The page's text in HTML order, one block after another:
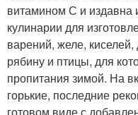
витамином С и издавна
кулинарии для
варений, желе,
рябину и птицы, для
пропитания зимой. На
горькие, последние